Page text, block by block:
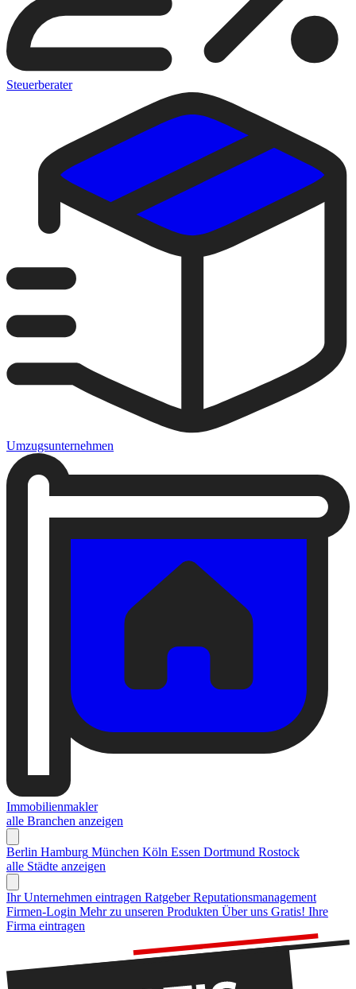
Steuerberater
Umzugsunternehmen
Immobilienmakler
alle Branchen anzeigen
Berlin Hamburg München Köln Essen Dortmund Rostock
alle Städte anzeigen
Ihr Unternehmen eintragen Ratgeber Reputationsmanagement
Firmen-Login Mehr zu unseren Produkten Über uns Gratis! Ihre
Firma eintragen